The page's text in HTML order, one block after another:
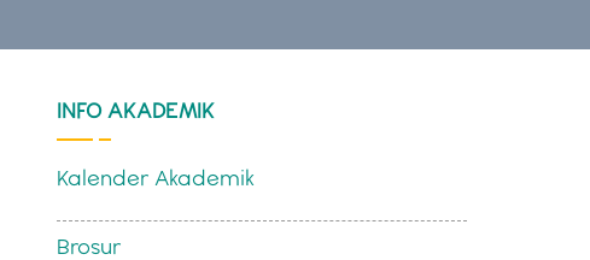
INFO AKADEMIK
Kalender Akademik
Brosur